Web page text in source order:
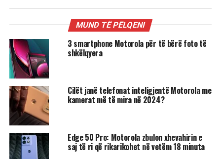
MUND TË PËLQENI
3 smartphone Motorola për të bërë foto të
shkëlqyera
Cilët janë telefonat inteligjentë Motorola me
kamerat më të mira në 2024?
Edge 50 Pro: Motorola zbulon xhevahirin e
saj të ri që rikarikohet në vetëm 18 minuta